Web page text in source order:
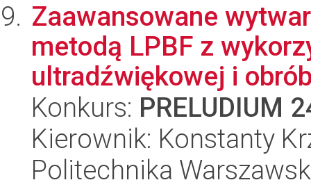
Zaawansowane
metodą LPBF z
ultradźwiękowej i
Konkurs: PRELUDIUM
Kierownik: Konstanty
Politechnika